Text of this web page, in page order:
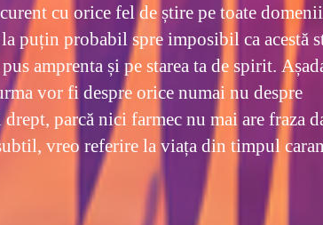
cu orice fel de știre pe toate
puțin probabil spre imposibil ca acestă
amprenta și pe starea ta de spirit.
vor fi despre orice numai nu despre
parcă nici farmec nu mai are fraza
vreo referire la viața din timpul